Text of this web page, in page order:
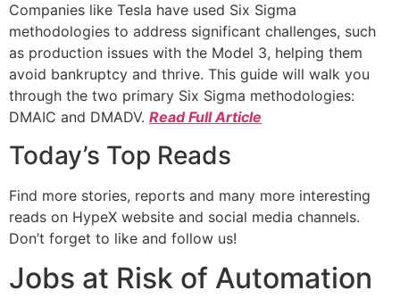
Companies like Tesla have used Six Sigma
methodologies to address significant challenges, such
as production issues with the Model 3, helping them
avoid bankruptcy and thrive. This guide will walk you
through the two primary Six Sigma methodologies:
DMAIC and DMADV. Read Full Article
Today’s Top Reads
Find more stories, reports and many more interesting
reads on HypeX website and social media channels.
Don’t forget to like and follow us!
Jobs at Risk of Automation